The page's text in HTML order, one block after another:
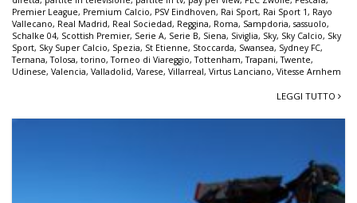
Premier League, Premium Calcio, PSV Eindhoven, Rai Sport, Rai Sport 1, Rayo
Vallecano, Real Madrid, Real Sociedad, Reggina, Roma, Sampdoria, sassuolo,
Schalke 04, Scottish Premier, Serie A, Serie B, Siena, Siviglia, Sky, Sky Calcio, Sky
Sport, Sky Super Calcio, Spezia, St Etienne, Stoccarda, Swansea, Sydney FC,
Ternana,Tolosa, torino,Torneo di Viareggio,Tottenham,Trapani,Twente,
Udinese, Valencia, Valladolid, Varese, Villarreal, Virtus Lanciano, Vitesse Arnhem
LEGGI TUTTO